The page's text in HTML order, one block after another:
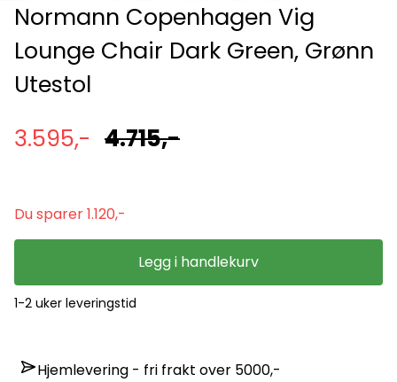
Normann Copenhagen Vig
Lounge Chair Dark Green, Grønn
Utestol
3.595,- 4.715,-
Du sparer 1.120,-
Legg i handlekurv
1-2 uker leveringstid
Hjemlevering - fri frakt over 5000,-